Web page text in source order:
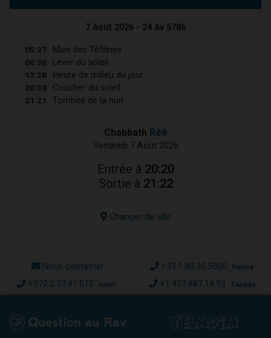
7 Août 2026 - 24 Av 5786
05:37 Mise des Téfilines
06:36 Lever du soleil
13:38 Heure de milieu du jour
20:38 Coucher du soleil
21:21 Tombée de la nuit
Chabbath Réé
Vendredi 7 Août 2026
Entrée à 20:20
Sortie à 21:22
Changer de ville
Nous contacter +33.1.80.20.5000 France
+972.2.37.41.515 Israël +1.437.887.14.93 Canada